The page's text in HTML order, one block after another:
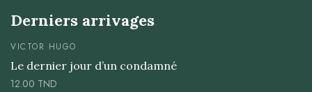
Derniers arrivages
VICTOR HUGO
Le dernier jour d’un condamné
12.00 TND